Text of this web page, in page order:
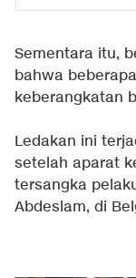
Sementara itu,
bahwa
keberangkatan
Ledakan ini
setelah aparat
tersangka
Abdeslam, di